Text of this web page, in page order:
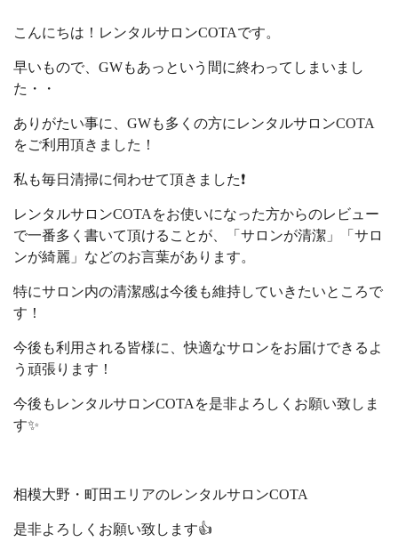
こんにちは！レンタルサロンCOTAです。
早いもので、GWもあっという間に終わってしまいまし
た・・
ありがたい事に、GWも多くの方にレンタルサロンCOTA
をご利用頂きました！
私も毎日清掃に伺わせて頂きました❗️
レンタルサロンCOTAをお使いになった方からのレビュー
で一番多く書いて頂けることが、「サロンが清潔」「サロ
ンが綺麗」などのお言葉があります。
特にサロン内の清潔感は今後も維持していきたいところで
す！
今後も利用される皆様に、快適なサロンをお届けできるよ
う頑張ります！
今後もレンタルサロンCOTAを是非よろしくお願い致しま
す✨
相模大野・町田エリアのレンタルサロンCOTA
是非よろしくお願い致します👍